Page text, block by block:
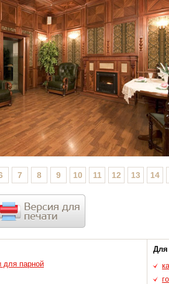
7 8 9 10 11 12 13 14
Для
для парной